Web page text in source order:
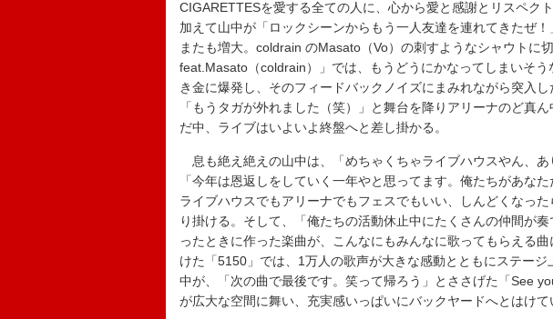
CIGARETTESを愛する全ての人に、心から愛と感謝とリスペク
加えて山中が「ロックシーンからもう一人友達を連れてきたぜ
またも増大。coldrain のMasato（Vo）の刺すようなシャウトに
feat.Masato（coldrain）」では、もうどうにかなってしまいそう
き金に爆発し、そのフィードバックノイズにまみれながら突入
「もうタガが外れました（笑）」と舞台を降りアリーナのど真
だ中、ライブはいよいよ終盤へと差し掛かる。
息も絶え絶えの山中は、「めちゃくちゃライブハウスやん、あ
「今年は恩返しをしていく一年やと思ってます。俺たちがあな
ライブハウスでもアリーナでもフェスでもいい、しんどくなっ
り掛ける。そして、「俺たちの活動休止中にたくさんの仲間が
ったときに作った楽曲が、こんなにもみんなに歌ってもらえる
けた「5150」では、1万人の歌声が大きな感動とともにステー
中が、「次の曲で最後です。笑って帰ろう」とささげた「See
が広大な空間に舞い、充実感いっぱいにバックヤードへとはけて